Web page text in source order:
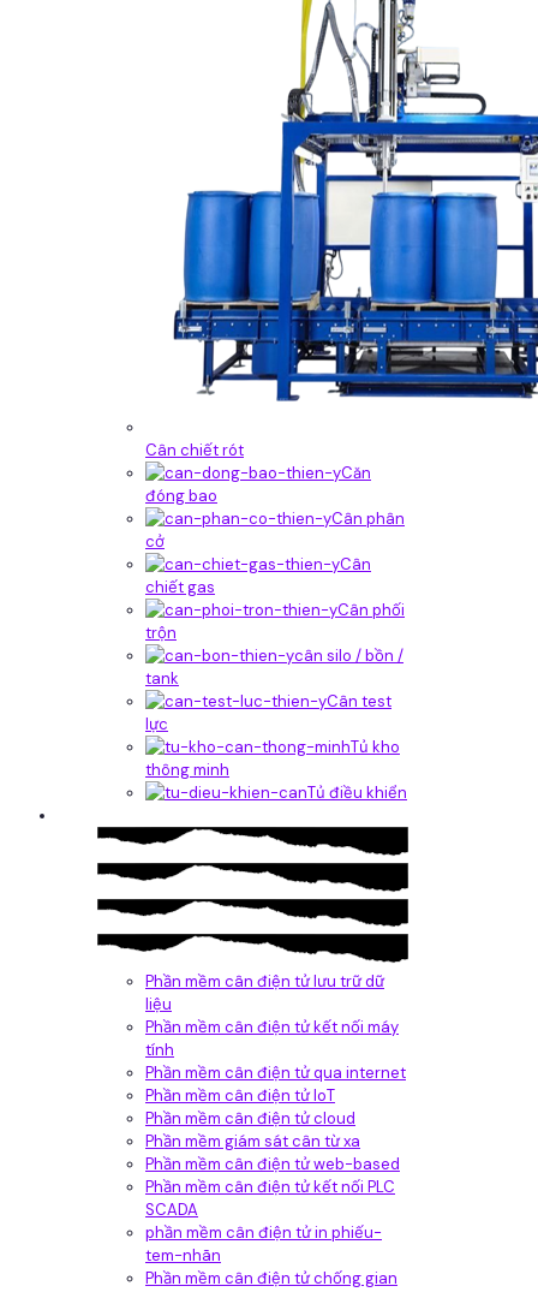
Cân chiết rót
Căn
đóng bao
Cân phân
cở
Cân
chiết gas
Cân phối
trộn
cân silo / bồn /
tank
Cân test
lực
Tủ kho
thông minh
Tủ điều khiển
Phần mềm cân điện tử lưu trữ dữ
liệu
Phần mềm cân điện tử kết nối máy
tính
Phần mềm cân điện tử qua internet
Phần mềm cân điện tử IoT
Phần mềm cân điện tử cloud
Phần mềm giám sát cân từ xa
Phần mềm cân điện tử web-based
Phần mềm cân điện tử kết nối PLC
SCADA
phần mềm cân điện tử in phiếu-
tem-nhãn
Phần mềm cân điện tử chống gian